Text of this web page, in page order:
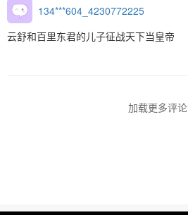
134***604_4230772225
云舒和百里东君的儿子征战天下当皇帝
加载更多评论